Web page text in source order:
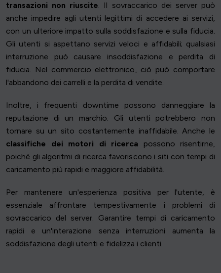
transazioni non riuscite. Il sovraccarico dei server può
anche impedire agli utenti legittimi di accedere ai servizi,
con un ulteriore impatto sulla soddisfazione e sulla fiducia.
Gli utenti si aspettano servizi veloci e affidabili; qualsiasi
interruzione può causare insoddisfazione e perdita di
fiducia. Nel commercio elettronico, ciò può comportare
l'abbandono dei carrelli e la perdita di vendite.
Inoltre, i frequenti downtime possono danneggiare la
reputazione di un marchio. Gli utenti potrebbero non
tornare su un sito costantemente inaffidabile. Anche le
classifiche dei motori di ricerca possono risentirne,
poiché gli algoritmi di ricerca favoriscono i siti con tempi di
caricamento più rapidi e maggiore affidabilità.
Per mantenere un'esperienza positiva per l'utente, è
essenziale affrontare tempestivamente i problemi di
sovraccarico del server. Garantire tempi di caricamento
rapidi e un'interazione senza interruzioni aumenta la
soddisfazione degli utenti e fidelizza i clienti.